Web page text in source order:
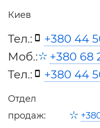
Киев
Тел.:
+380 44
Моб.:
+380 68
Тел.:
+380 44
Отдел
продаж: